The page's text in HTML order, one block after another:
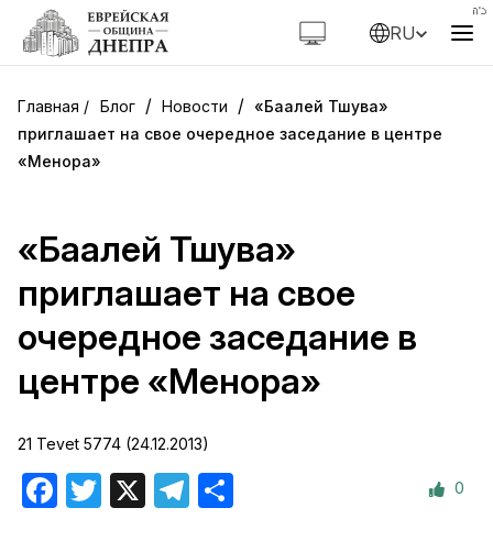
RU
Блог / Новости / «Баалей Тшува»
приглашает на свое очередное заседание в центре
«Менора»
«Баалей Тшува»
приглашает на свое
очередное заседание в
центре «Менора»
21 Tevet 5774 (24.12.2013)
Facebook
Twitter Telegram 0